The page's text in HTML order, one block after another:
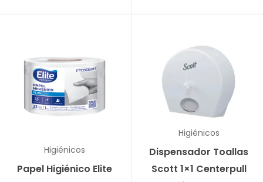
Higiénicos
Papel Higiénico Elite
Higiénicos
Dispensador Toallas
Scott 1×1 Centerpull